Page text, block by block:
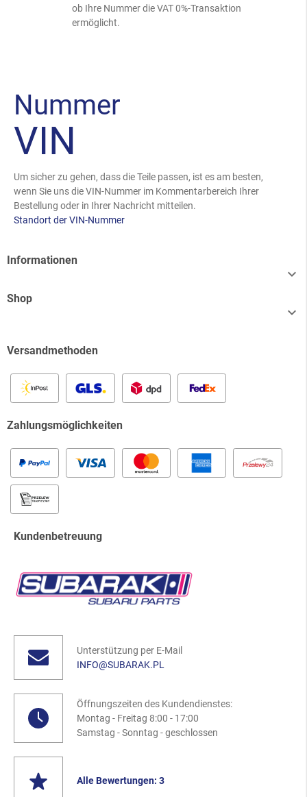
ob Ihre Nummer die VAT 0%-Transaktion
ermöglicht.
Nummer
VIN
Um sicher zu gehen, dass die Teile passen, ist es am besten,
wenn Sie uns die VIN-Nummer im Kommentarbereich Ihrer
Bestellung oder in Ihrer Nachricht mitteilen.
Standort der VIN-Nummer
Informationen

Shop

Versandmethoden
Zahlungsmöglichkeiten
Kundenbetreuung
Unterstützung per E-Mail
INFO@SUBARAK.PL
Öffnungszeiten des Kundendienstes:
Montag - Freitag 8:00 - 17:00
Samstag - Sonntag - geschlossen
Alle Bewertungen: 3